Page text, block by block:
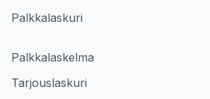
Palkkalaskuri
Palkkalaskelma
Tarjouslaskuri